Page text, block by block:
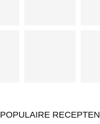
POPULAIRE RECEPTEN